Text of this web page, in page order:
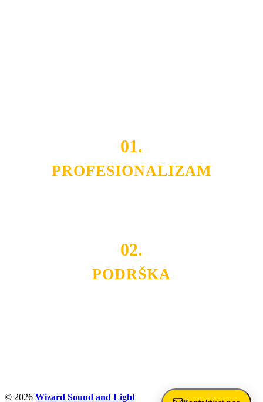
01.
PROFESIONALIZAM
02.
PODRŠKA
© 2026 Wizard Sound and Light